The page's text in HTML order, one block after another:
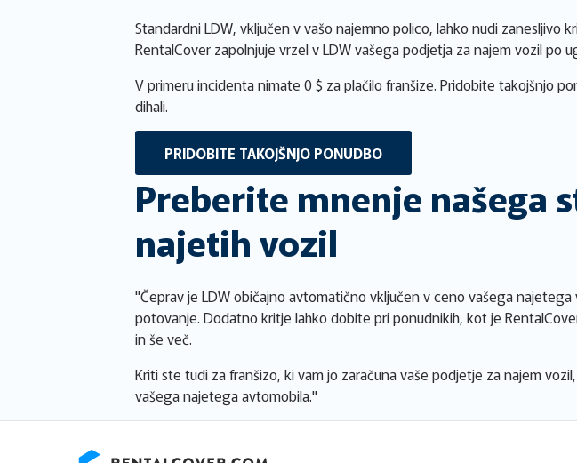
Standardni LDW, vključen v vašo najemno polico, lahko nudi
RentalCover zapolnjuje vrzel v LDW vašega podjetja za najem vozil po
V primeru incidenta nimate 0 $ za plačilo franšize. Pridobite takojšnjo
dihali.
PRIDOBITE TAKOJŠNJO PONUDBO
Preberite mnenje našega
najetih vozil
"Čeprav je LDW običajno avtomatično vključen v ceno vašega
potovanje. Dodatno kritje lahko dobite pri ponudnikih, kot je
in še več.
Kriti ste tudi za franšizo, ki vam jo zaračuna vaše podjetje za najem
vašega najetega avtomobila."